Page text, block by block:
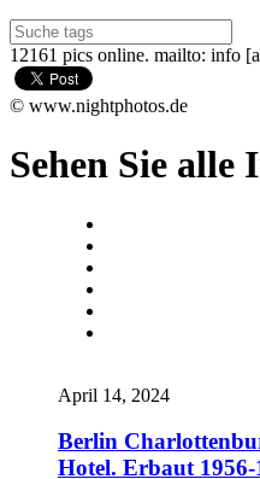
12161 pics online. mailto: info
© www.nightphotos.de
Sehen Sie
April 14, 2024
Berlin
Hotel. Erbaut